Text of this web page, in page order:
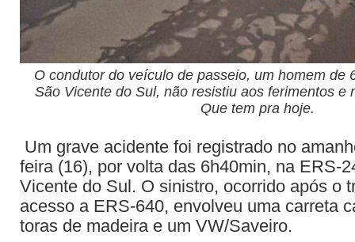
O condutor do veículo de passeio, um homem de
São Vicente do Sul, não resistiu aos ferimentos e
Que tem pra hoje.
Um grave acidente foi registrado no
feira (16), por volta das 6h40min, na ERS-
Vicente do Sul. O sinistro, ocorrido após o
acesso a ERS-640, envolveu uma carreta
toras de madeira e um VW/Saveiro.